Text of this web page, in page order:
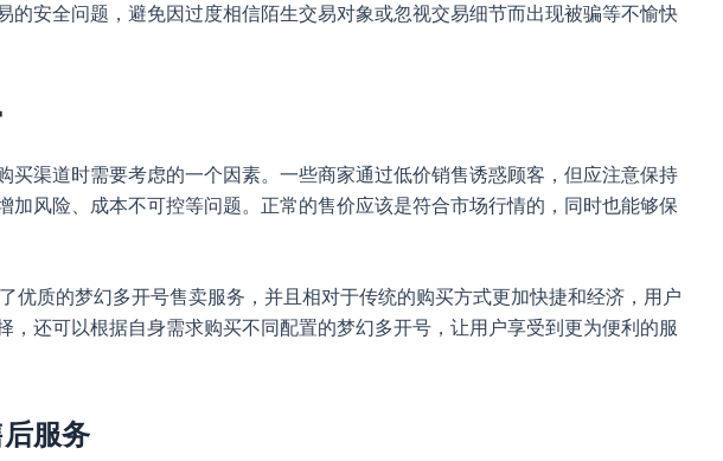
的安全问题，避免因过度相信陌生交易对象或忽视交易细节而出现被骗等不愉快
买渠道时需要考虑的一个因素。一些商家通过低价销售诱惑顾客，但应注意保持
加风险、成本不可控等问题。正常的售价应该是符合市场行情的，同时也能够保
优质的梦幻多开号售卖服务，并且相对于传统的购买方式更加快捷和经济，用户
，还可以根据自身需求购买不同配置的梦幻多开号，让用户享受到更为便利的服
服务